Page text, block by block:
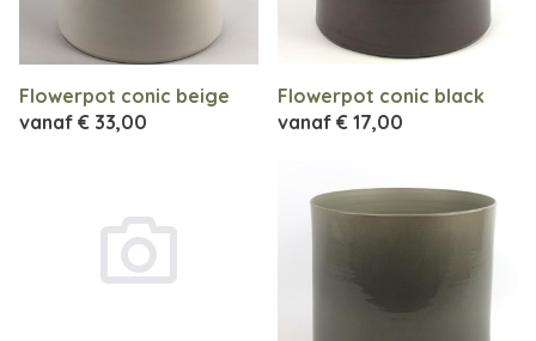
Flowerpot conic beige
vanaf € 33,00
Flowerpot conic black
vanaf € 17,00